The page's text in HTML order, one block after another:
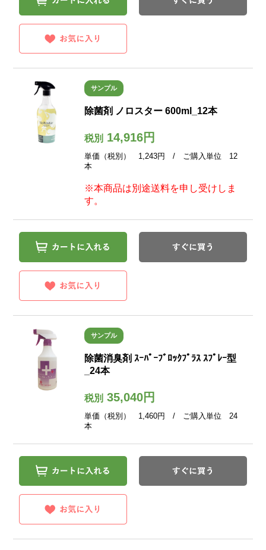
サンプル
除菌剤 ノロスター 600ml_12本
税別14,916円
単価（税別） 1,243円 / ご購入単位 12
本
※本商品は別途送料を申し受けしま
す。
サンプル
除菌消臭剤 ｽｰﾊﾟｰﾌﾞﾛｯｸﾌﾟﾗｽ ｽﾌﾟﾚｰ型
_24本
税別35,040円
単価（税別） 1,460円 / ご購入単位 24
本